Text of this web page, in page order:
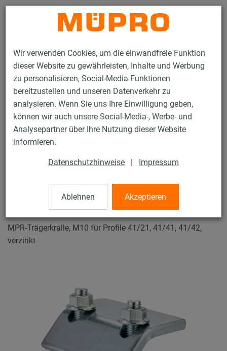
Wir verwenden Cookies, um die einwandfreie Funktion
dieser Website zu gewährleisten, Inhalte und Werbung
zu personalisieren, Social-Media-Funktionen
bereitzustellen und unseren Datenverkehr zu
analysieren. Wenn Sie uns Ihre Einwilligung geben,
können wir auch unsere Social-Media-, Werbe- und
Analysepartner über Ihre Nutzung dieser Website
informieren.
Datenschutzhinweise | Impressum
Ablehnen Akzeptieren
Kontakt
Produkte Befestigungstechnik
Lüftungsbefestigung
Installationsschienen für die Lüftungsbefestigung
MPR-Systemschienen (leichter bis mittlerer Lastbereich)
MPR-Trägerkrallen
22 / 64
MPR-Trägerkrallen
MPR-Trägerkralle, M10 für Profile 41/21, 41/41, 41/42,
verzinkt